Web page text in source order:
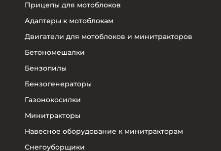
Прицепы для мотоблоков
Адаптеры к мотоблокам
Двигатели для мотоблоков и минитракторов
Бетономешалки
Бензопилы
Бензогенераторы
Газонокосилки
Минитракторы
Навесное оборудование к минитракторам
Снегоуборщики